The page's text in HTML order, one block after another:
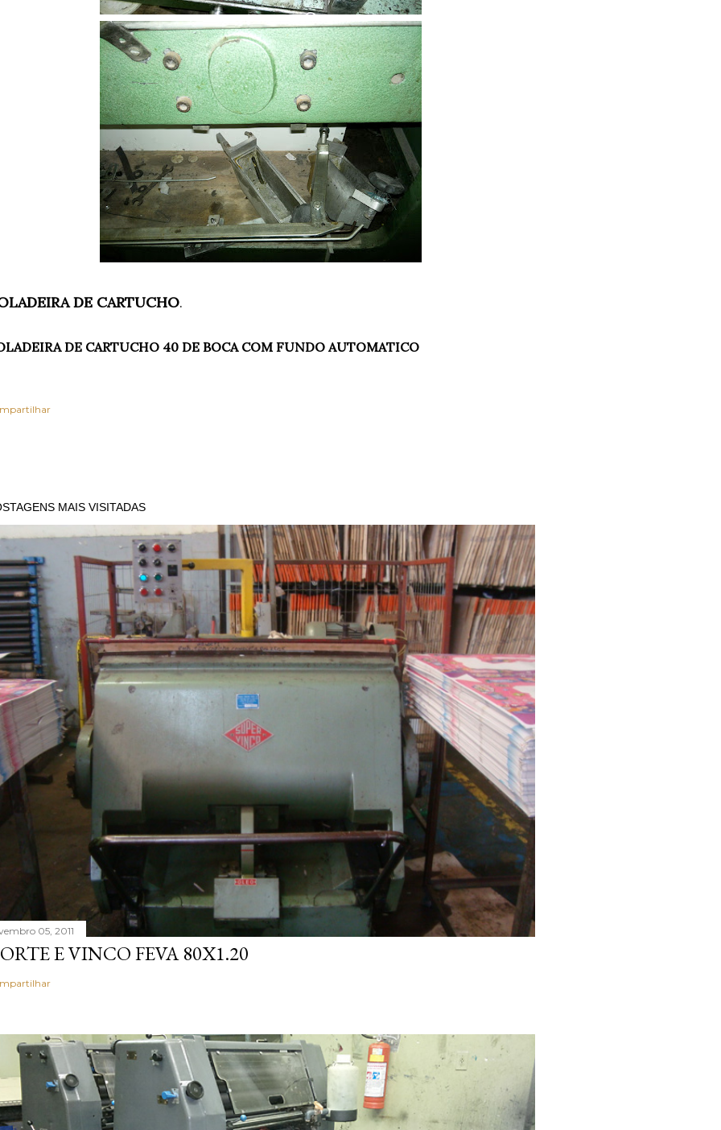
DE CARTUCHO.
DE CARTUCHO 40 DE BOCA COM FUNDO AUTOMATICO
MAIS VISITADAS
05, 2011
E VINCO FEVA 80X1.20